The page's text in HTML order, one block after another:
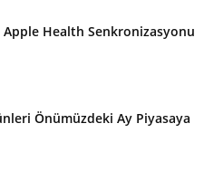
Health Senkronizasyonu
Önümüzdeki Ay Piyasaya